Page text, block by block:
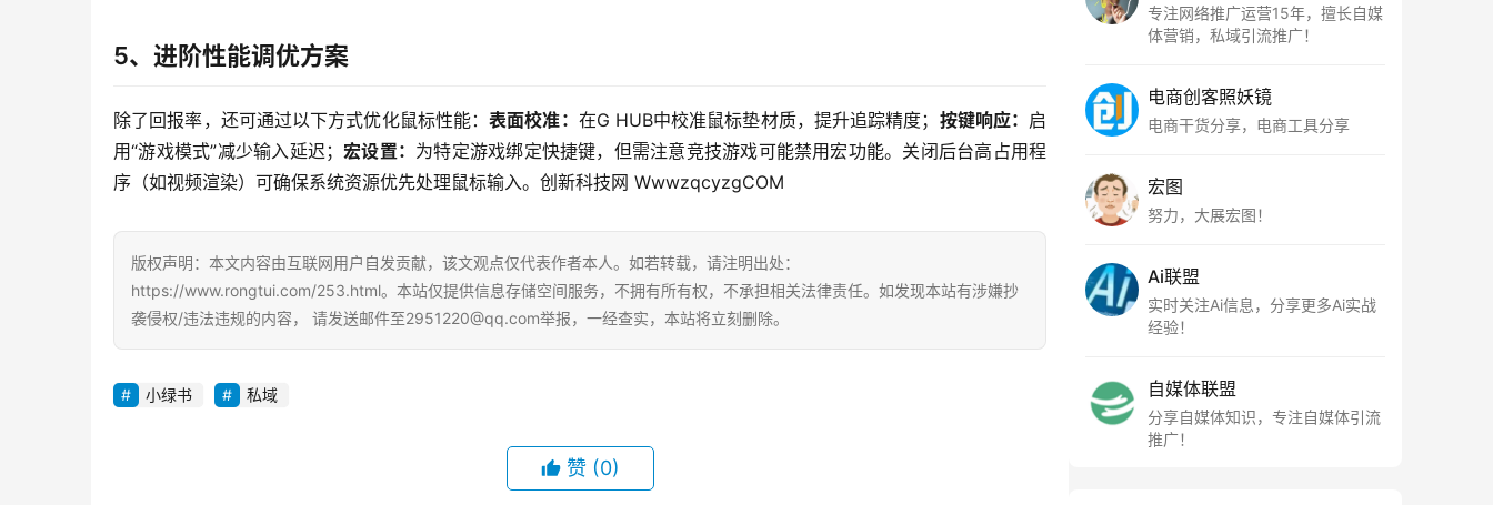
5、进阶性能调优方案
除了回报率，还可通过以下方式优化鼠标性能：表面校准： 在G HUB中校准鼠标垫材质，提升追踪精度； 按键响应： 启
用“游戏模式”减少输入延迟； 宏设置： 为特定游戏绑定快捷键，但需注意竞技游戏可能禁用宏功能。关闭后台高占用程
序（如视频渲染）可确保系统资源优先处理鼠标输入。创新科技网 WwwzqcyzgCOM
版权声明：本文内容由互联网用户自发贡献，该文观点仅代表作者本人。如若转载，请注明出处：
https://www.rongtui.com/253.html。本站仅提供信息存储空间服务，不拥有所有权，不承担相关法律责任。如发现本站有涉嫌抄
袭侵权/违法违规的内容， 请发送邮件至2951220@qq.com举报，一经查实，本站将立刻删除。
小绿书 私域
赞 (0)
专注网络推广运营15年，擅长自媒
体营销，私域引流推广！
电商创客照妖镜
电商干货分享，电商工具分享
宏图
努力，大展宏图！
Ai联盟
实时关注Ai信息，分享更多Ai实战
经验！
自媒体联盟
分享自媒体知识，专注自媒体引流
推广！